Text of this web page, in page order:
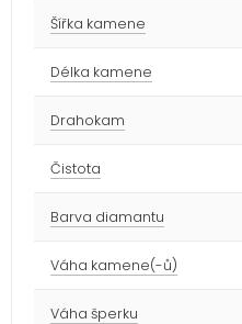
Šířka kamene
Délka kamene
Drahokam
Čistota
Barva diamantu
Váha kamene(-ů)
Váha šperku